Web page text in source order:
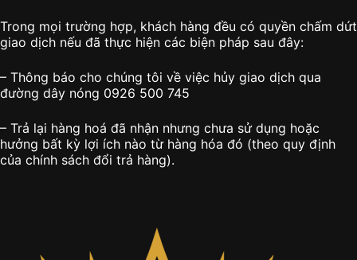
Trong mọi trường hợp, khách hàng đều có quyền chấm dứt
giao dịch nếu đã thực hiện các biện pháp sau đây:
– Thông báo cho chúng tôi về việc hủy giao dịch qua
đường dây nóng 0926 500 745
– Trả lại hàng hoá đã nhận nhưng chưa sử dụng hoặc
hưởng bất kỳ lợi ích nào từ hàng hóa đó (theo quy định
của chính sách đổi trả hàng).